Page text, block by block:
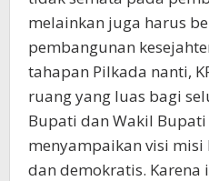
melainkan juga harus
pembangunan
tahapan Pilkada nanti,
ruang yang luas bagi
Bupati dan Wakil
menyampaikan visi
dan demokratis. Karena